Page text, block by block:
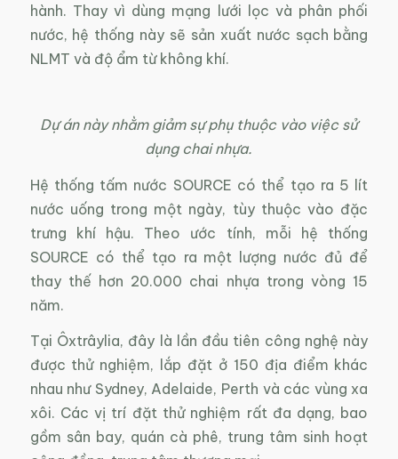
hành. Thay vì dùng mạng lưới lọc và phân phối
nước, hệ thống này sẽ sản xuất nước sạch bằng
NLMT và độ ẩm từ không khí.
Dự án này nhằm giảm sự phụ thuộc vào việc sử
dụng chai nhựa.
Hệ thống tấm nước SOURCE có thể tạo ra 5 lít
nước uống trong một ngày, tùy thuộc vào đặc
trưng khí hậu. Theo ước tính, mỗi hệ thống
SOURCE có thể tạo ra một lượng nước đủ để
thay thế hơn 20.000 chai nhựa trong vòng 15
năm.
Tại Ôxtrâylia, đây là lần đầu tiên công nghệ này
được thử nghiệm, lắp đặt ở 150 địa điểm khác
nhau như Sydney, Adelaide, Perth và các vùng xa
xôi. Các vị trí đặt thử nghiệm rất đa dạng, bao
gồm sân bay, quán cà phê, trung tâm sinh hoạt